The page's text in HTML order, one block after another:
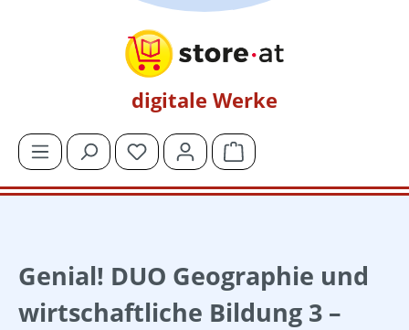
digitale Werke
Du hast 0 Produkte auf dem Merkzettel
Warenkorb enthält 0
Genial! DUO Geographie und
wirtschaftliche Bildung 3 –